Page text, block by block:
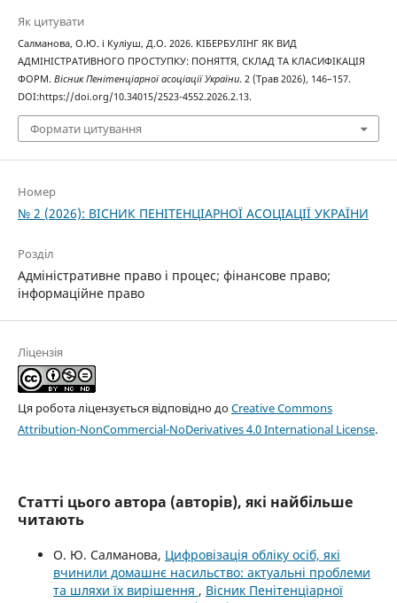
Як цитувати
Салманова, О.Ю. і Куліуш, Д.О. 2026. КІБЕРБУЛІНГ ЯК ВИД
АДМІНІСТРАТИВНОГО ПРОСТУПКУ: ПОНЯТТЯ, СКЛАД ТА КЛАСИФІКАЦІЯ
ФОРМ. Вісник Пенітенціарної асоціації України. 2 (Трав 2026), 146–157.
DOI:https://doi.org/10.34015/2523-4552.2026.2.13.
Формати цитування
Номер
№ 2 (2026): ВІСНИК ПЕНІТЕНЦІАРНОЇ АСОЦІАЦІЇ УКРАЇНИ
Розділ
Адміністративне право і процес; фінансове право;
інформаційне право
Ліцензія
Ця робота ліцензується відповідно доCreative Commons
Attribution-NonCommercial-NoDerivatives 4.0 International License.
Статті цього автора (авторів), які найбільше
читають
О. Ю. Салманова, Цифровізація обліку осіб, які
вчинили домашнє насильство: актуальні проблеми
та шляхи їх вирішення , Вісник Пенітенціарної